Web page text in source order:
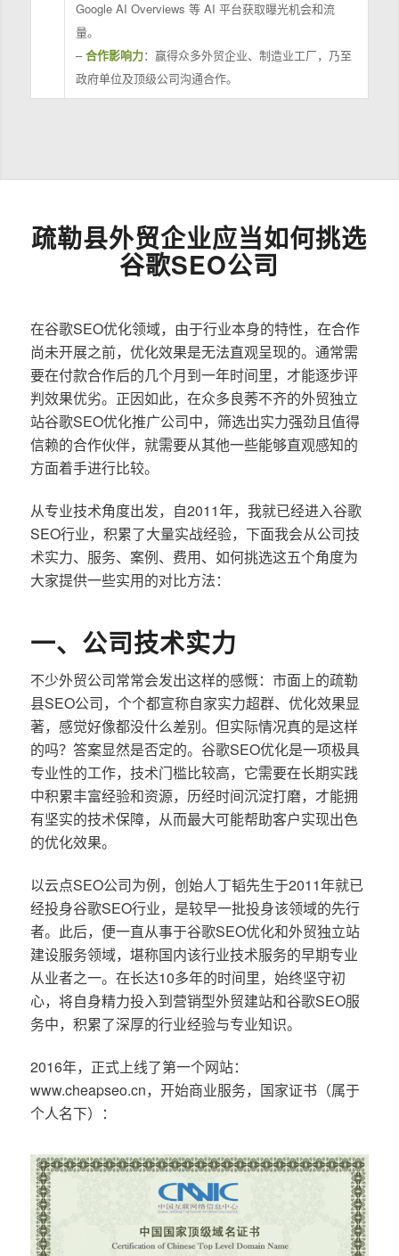
Google AI Overviews 等 AI 平台获取曝光机会和流
量。
–合作影响力：赢得众多外贸企业、制造业工厂，乃至
政府单位及顶级公司沟通合作。
疏勒县外贸企业应当如何挑选
谷歌SEO公司
在谷歌SEO优化领域，由于行业本身的特性，在合作
尚未开展之前，优化效果是无法直观呈现的。通常需
要在付款合作后的几个月到一年时间里，才能逐步评
判效果优劣。正因如此，在众多良莠不齐的外贸独立
站谷歌SEO优化推广公司中，筛选出实力强劲且值得
信赖的合作伙伴，就需要从其他一些能够直观感知的
方面着手进行比较。
从专业技术角度出发，自2011年，我就已经进入谷歌
SEO行业，积累了大量实战经验，下面我会从公司技
术实力、服务、案例、费用、如何挑选这五个角度为
大家提供一些实用的对比方法：
一、公司技术实力
不少外贸公司常常会发出这样的感慨：市面上的疏勒
县SEO公司，个个都宣称自家实力超群、优化效果显
著，感觉好像都没什么差别。但实际情况真的是这样
的吗？答案显然是否定的。谷歌SEO优化是一项极具
专业性的工作，技术门槛比较高，它需要在长期实践
中积累丰富经验和资源，历经时间沉淀打磨，才能拥
有坚实的技术保障，从而最大可能帮助客户实现出色
的优化效果。
以云点SEO公司为例，创始人丁韬先生于2011年就已
经投身谷歌SEO行业，是较早一批投身该领域的先行
者。此后，便一直从事于谷歌SEO优化和外贸独立站
建设服务领域，堪称国内该行业技术服务的早期专业
从业者之一。在长达10多年的时间里，始终坚守初
心，将自身精力投入到营销型外贸建站和谷歌SEO服
务中，积累了深厚的行业经验与专业知识。
2016年，正式上线了第一个网站：
www.cheapseo.cn，开始商业服务，国家证书（属于
个人名下）：